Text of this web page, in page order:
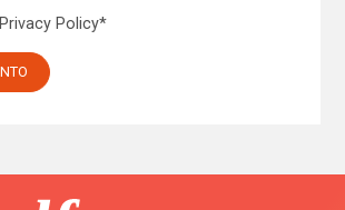
Privacy Policy*